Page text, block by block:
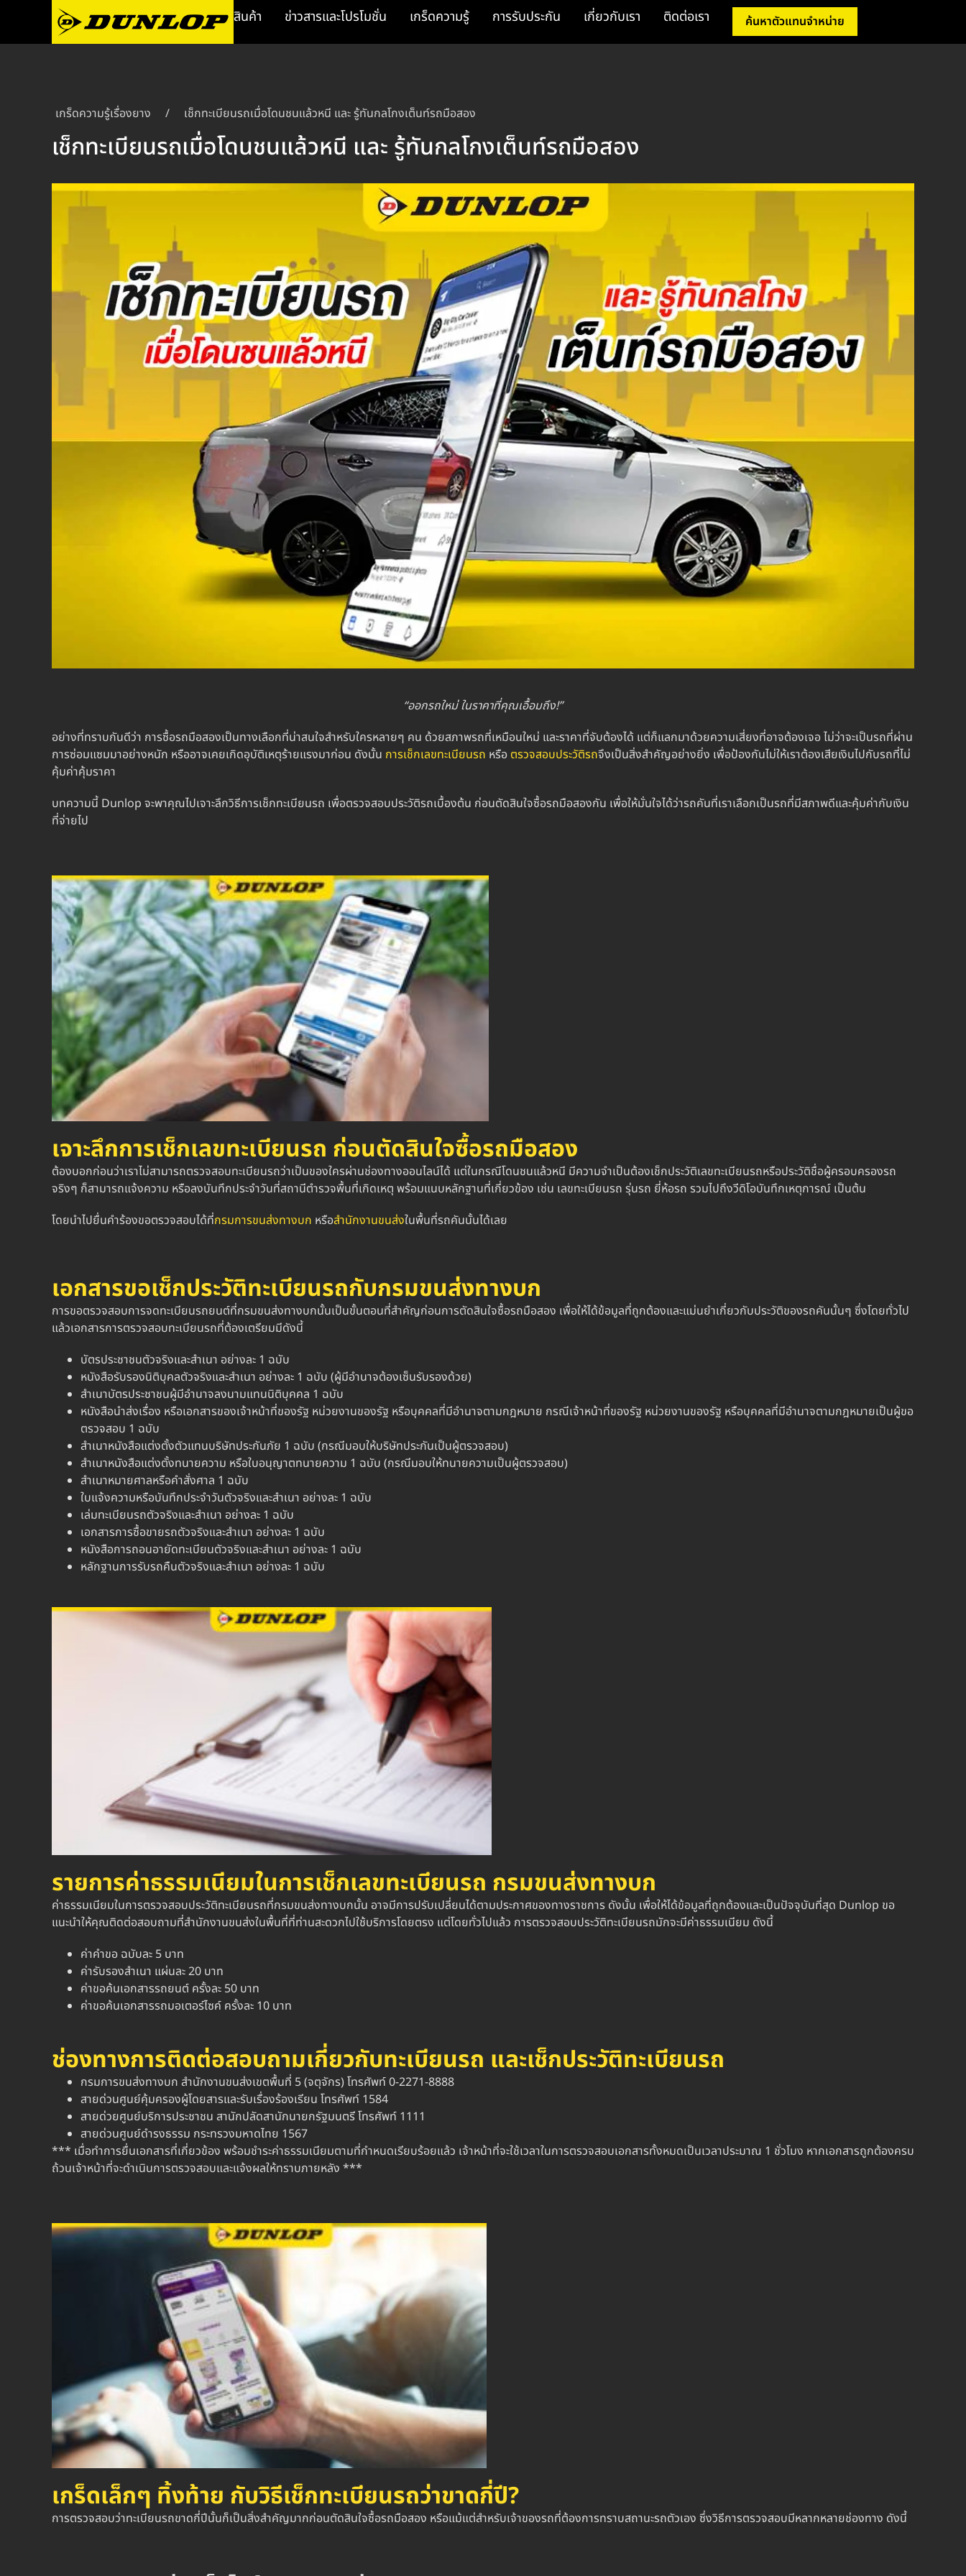
สินค้า ข่าวสารและโปรโมชั่น เกร็ดความรู้ การรับประกัน เกี่ยวกับเรา ติดต่อเรา ค้นหาตัวแทนจำหน่าย
เกร็ดความรู้เรื่องยาง / เช็กทะเบียนรถเมื่อโดนชนแล้วหนี และ รู้ทันกลโกงเต็นท์รถมือสอง
เช็กทะเบียนรถเมื่อโดนชนแล้วหนี และ รู้ทันกลโกงเต็นท์รถมือสอง
“ออกรถใหม่ ในราคาที่คุณเอื้อมถึง!”
อย่างที่ทราบกันดีว่า การซื้อรถมือสองเป็นทางเลือกที่น่าสนใจสำหรับใครหลายๆ คน ด้วยสภาพรถที่เหมือนใหม่ และราคาที่จับต้องได้ แต่ก็แลกมาด้วยความเสี่ยงที่อาจต้องเจอ ไม่ว่าจะเป็นรถที่ผ่าน
การซ่อมแซมมาอย่างหนัก หรืออาจเคยเกิดอุบัติเหตุร้ายแรงมาก่อน ดังนั้น การเช็กเลขทะเบียนรถ หรือ ตรวจสอบประวัติรถจึงเป็นสิ่งสำคัญอย่างยิ่ง เพื่อป้องกันไม่ให้เราต้องเสียเงินไปกับรถที่ไม่
คุ้มค่าคุ้มราคา
บทความนี้ Dunlop จะพาคุณไปเจาะลึกวิธีการเช็กทะเบียนรถ เพื่อตรวจสอบประวัติรถเบื้องต้น ก่อนตัดสินใจซื้อรถมือสองกัน เพื่อให้มั่นใจได้ว่ารถคันที่เราเลือกเป็นรถที่มีสภาพดีและคุ้มค่ากับเงิน
ที่จ่ายไป
เจาะลึกการเช็กเลขทะเบียนรถ ก่อนตัดสินใจซื้อรถมือสอง
ต้องบอกก่อนว่าเราไม่สามารถตรวจสอบทะเบียนรถว่าเป็นของใครผ่านช่องทางออนไลน์ได้ แต่ในกรณีโดนชนแล้วหนี มีความจำเป็นต้องเช็กประวัติเลขทะเบียนรถหรือประวัติชื่อผู้ครอบครองรถ
จริงๆ ก็สามารถแจ้งความ หรือลงบันทึกประจำวันที่สถานีตำรวจพื้นที่เกิดเหตุ พร้อมแนบหลักฐานที่เกี่ยวข้อง เช่น เลขทะเบียนรถ รุ่นรถ ยี่ห้อรถ รวมไปถึงวีดิโอบันทึกเหตุการณ์ เป็นต้น
โดยนำไปยื่นคำร้องขอตรวจสอบได้ที่กรมการขนส่งทางบก หรือสำนักงานขนส่งในพื้นที่รถคันนั้นได้เลย
เอกสารขอเช็กประวัติทะเบียนรถกับกรมขนส่งทางบก
การขอตรวจสอบการจดทะเบียนรถยนต์ที่กรมขนส่งทางบกนั้นเป็นขั้นตอนที่สำคัญก่อนการตัดสินใจซื้อรถมือสอง เพื่อให้ได้ข้อมูลที่ถูกต้องและแม่นยำเกี่ยวกับประวัติของรถคันนั้นๆ ซึ่งโดยทั่วไป
แล้วเอกสารการตรวจสอบทะเบียนรถที่ต้องเตรียมมีดังนี้
บัตรประชาชนตัวจริงและสำเนา อย่างละ 1 ฉบับ
หนังสือรับรองนิติบุคลตัวจริงและสำเนา อย่างละ 1 ฉบับ (ผู้มีอำนาจต้องเซ็นรับรองด้วย)
สำเนาบัตรประชาชนผู้มีอำนาจลงนามแทนนิติบุคคล 1 ฉบับ
หนังสือนำส่งเรื่อง หรือเอกสารของเจ้าหน้าที่ของรัฐ หน่วยงานของรัฐ หรือบุคคลที่มีอำนาจตามกฎหมาย กรณีเจ้าหน้าที่ของรัฐ หน่วยงานของรัฐ หรือบุคคลที่มีอำนาจตามกฎหมายเป็นผู้ขอ
ตรวจสอบ 1 ฉบับ
สำเนาหนังสือแต่งตั้งตัวแทนบริษัทประกันภัย 1 ฉบับ (กรณีมอบให้บริษัทประกันเป็นผู้ตรวจสอบ)
สำเนาหนังสือแต่งตั้งทนายความ หรือใบอนุญาตทนายความ 1 ฉบับ (กรณีมอบให้ทนายความเป็นผู้ตรวจสอบ)
สำเนาหมายศาลหรือคำสั่งศาล 1 ฉบับ
ใบแจ้งความหรือบันทึกประจำวันตัวจริงและสำเนา อย่างละ 1 ฉบับ
เล่มทะเบียนรถตัวจริงและสำเนา อย่างละ 1 ฉบับ
เอกสารการซื้อขายรถตัวจริงและสำเนา อย่างละ 1 ฉบับ
หนังสือการถอนอายัดทะเบียนตัวจริงและสำเนา อย่างละ 1 ฉบับ
หลักฐานการรับรถคืนตัวจริงและสำเนา อย่างละ 1 ฉบับ
รายการค่าธรรมเนียมในการเช็กเลขทะเบียนรถ กรมขนส่งทางบก
ค่าธรรมเนียมในการตรวจสอบประวัติทะเบียนรถที่กรมขนส่งทางบกนั้น อาจมีการปรับเปลี่ยนได้ตามประกาศของทางราชการ ดังนั้น เพื่อให้ได้ข้อมูลที่ถูกต้องและเป็นปัจจุบันที่สุด Dunlop ขอ
แนะนำให้คุณติดต่อสอบถามที่สำนักงานขนส่งในพื้นที่ที่ท่านสะดวกไปใช้บริการโดยตรง แต่โดยทั่วไปแล้ว การตรวจสอบประวัติทะเบียนรถมักจะมีค่าธรรมเนียม ดังนี้
ค่าคำขอ ฉบับละ 5 บาท
ค่ารับรองสำเนา แผ่นละ 20 บาท
ค่าขอค้นเอกสารรถยนต์ ครั้งละ 50 บาท
ค่าขอค้นเอกสารรถมอเตอร์ไซค์ ครั้งละ 10 บาท
ช่องทางการติดต่อสอบถามเกี่ยวกับทะเบียนรถ และเช็กประวัติทะเบียนรถ
กรมการขนส่งทางบก สำนักงานขนส่งเขตพื้นที่ 5 (จตุจักร) โทรศัพท์ 0-2271-8888
สายด่วนศูนย์คุ้มครองผู้โดยสารและรับเรื่องร้องเรียน โทรศัพท์ 1584
สายด่วยศูนย์บริการประชาชน สานักปลัดสานักนายกรัฐมนตรี โทรศัพท์ 1111
สายด่วนศูนย์ดำรงธรรม กระทรวงมหาดไทย 1567
*** เมื่อทำการยื่นเอกสารที่เกี่ยวข้อง พร้อมชำระค่าธรรมเนียมตามที่กำหนดเรียบร้อยแล้ว เจ้าหน้าที่จะใช้เวลาในการตรวจสอบเอกสารทั้งหมดเป็นเวลาประมาณ 1 ชั่วโมง หากเอกสารถูกต้องครบ
ถ้วนเจ้าหน้าที่จะดำเนินการตรวจสอบและแจ้งผลให้ทราบภายหลัง ***
เกร็ดเล็กๆ ทิ้งท้าย กับวิธีเช็กทะเบียนรถว่าขาดกี่ปี?
การตรวจสอบว่าทะเบียนรถขาดกี่ปีนั้นก็เป็นสิ่งสำคัญมากก่อนตัดสินใจซื้อรถมือสอง หรือแม้แต่สำหรับเจ้าของรถที่ต้องการทราบสถานะรถตัวเอง ซึ่งวิธีการตรวจสอบมีหลากหลายช่องทาง ดังนี้